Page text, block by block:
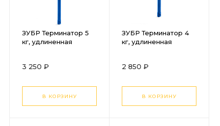
ЗУБР Терминатор 5
кг, удлиненная
Профессионал
3 250 ₽
В КОРЗИНУ
ЗУБР Терминатор 4
кг, удлиненная
Профессионал
2 850 ₽
В КОРЗИНУ